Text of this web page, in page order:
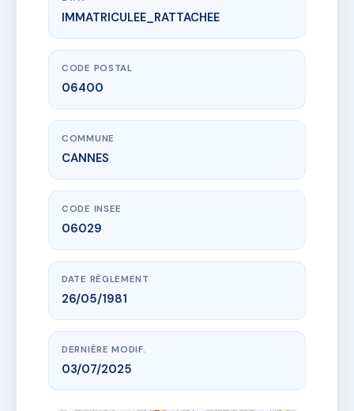
www.vme.plus/AC6811897
SDC SAINT HELENE
17 r bivouac napoleon
IMMATRICULEE_RATTACHEE
CODE POSTAL
06400
COMMUNE
CANNES
CODE INSEE
06029
DATE RÈGLEMENT
26/05/1981
DERNIÈRE MODIF.
03/07/2025